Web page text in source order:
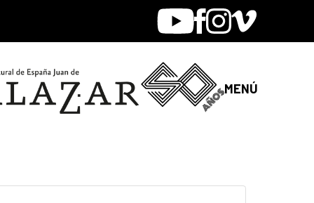
YoutubeFacebook
Instagram
Vimeo
MENÚ